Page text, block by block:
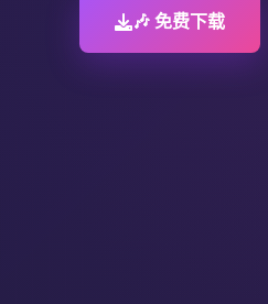
🎶 免费下载